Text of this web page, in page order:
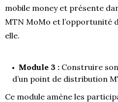
mobile money et présente
MTN MoMo et l’opportunité
elle.
Module 3 : Construire
d’un point de distribution
Ce module amène les